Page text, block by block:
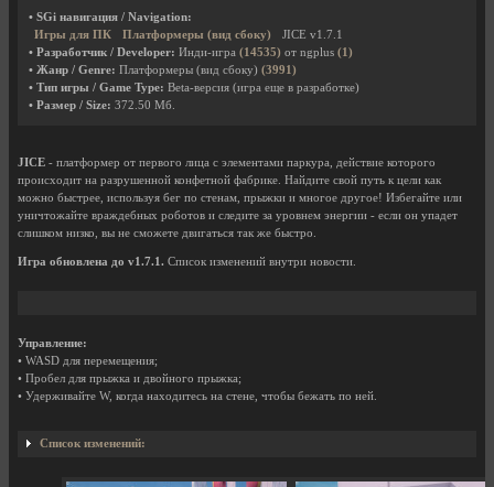
• SGi навигация / Navigation:
Игры для ПК
Платформеры (вид сбоку)
JICE v1.7.1
• Разработчик / Developer: Инди-игра (14535) от ngplus (1)
• Жанр / Genre: Платформеры (вид сбоку) (3991)
• Тип игры / Game Type: Beta-версия (игра еще в разработке)
• Размер / Size: 372.50 Мб.
JICE - платформер от первого лица с элементами паркура, действие которого
происходит на разрушенной конфетной фабрике. Найдите свой путь к цели как
можно быстрее, используя бег по стенам, прыжки и многое другое! Избегайте или
уничтожайте враждебных роботов и следите за уровнем энергии - если он упадет
слишком низко, вы не сможете двигаться так же быстро.
Игра обновлена до v1.7.1. Список изменений внутри новости.
Управление:
• WASD для перемещения;
• Пробел для прыжка и двойного прыжка;
• Удерживайте W, когда находитесь на стене, чтобы бежать по ней.
Список изменений: